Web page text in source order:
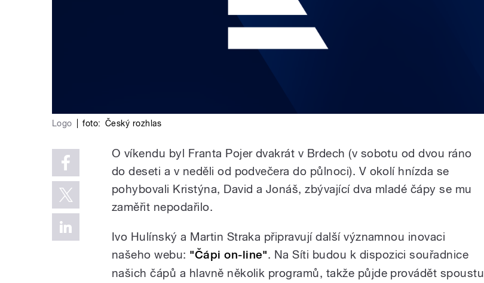
Logo foto: Český rozhlas
O víkendu byl Franta Pojer dvakrát v Brdech (v sobotu od dvou ráno
do deseti a v neděli od podvečera do půlnoci). V okolí hnízda se
pohybovali Kristýna, David a Jonáš, zbývající dva mladé čápy se mu
zaměřit nepodařilo.
Ivo Hulínský a Martin Straka připravují další významnou inovaci
našeho webu: "Čápi on-line". Na Síti budou k dispozici souřadnice
našich čápů a hlavně několik programů, takže půjde provádět spoustu